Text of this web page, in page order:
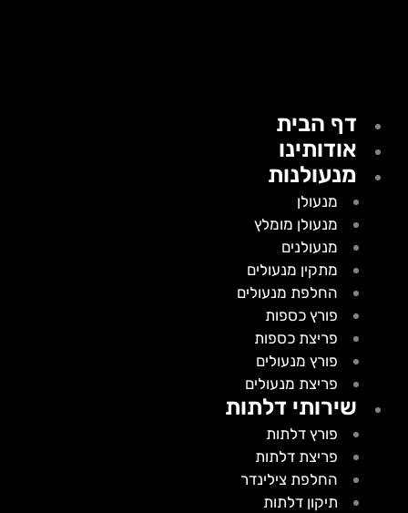
דף הבית
אודותינו
מנעולנות
מנעולן
מנעולן מומלץ
מנעולנים
מתקין מנעולים
החלפת מנעולים
פורץ כספות
פריצת כספות
פורץ מנעולים
פריצת מנעולים
שירותי דלתות
פורץ דלתות
פריצת דלתות
החלפת צילינדר
תיקון דלתות